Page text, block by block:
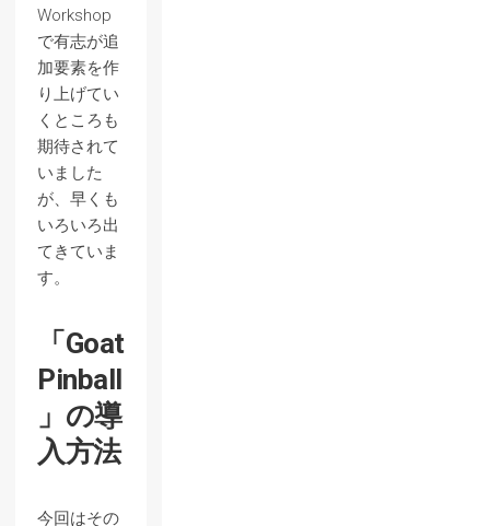
Workshop
で有志が追
加要素を作
り上げてい
くところも
期待されて
いました
が、早くも
いろいろ出
てきていま
す。
「Goat
Pinball
」の導
入方法
今回はその